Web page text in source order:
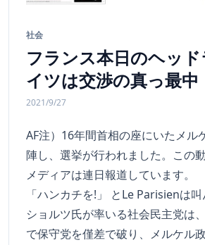
社会
フランス本日のヘッ
イツは交渉の真っ最中
2021/9/27
AF注）16年間首相の座にいたメル
陣し、選挙が行われました。この
メディアは連日報道しています。
「ハンカチを!」 とLe Parisienは
ショルツ氏が率いる社会民主党は
で保守党を僅差で破り、メルケル